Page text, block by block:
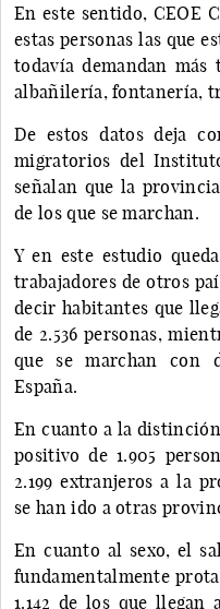
En este sentido, CEOE
estas personas las que
todavía demandan más
albañilería, fontanería,
De estos datos deja
migratorios del
señalan que la
de los que se marchan.
Y en este estudio
trabajadores de otros
decir habitantes que
de 2.536 personas,
que se marchan con
España.
En cuanto a la
positivo de 1.905
2.199 extranjeros a la
se han ido a otras
En cuanto al sexo, el
fundamentalmente
1.142 de los que llegan